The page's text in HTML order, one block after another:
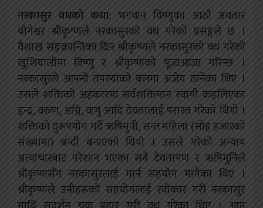
नरकासुर वधको कथा: भगवान विष्णुका आठौं अवतार
योगेश्वर श्रीकृष्णले नरकासुरको वध गरेको प्रसङ्गले छ ।
वैशाख सङ्क्रान्तिका दिन श्रीकृष्णले नरकासुरको वध गरेको
खुशियालीमा विष्णु र श्रीकृष्णको पूजाआजा गरिन्छ ।
नरकासुरले आफ्नो तपस्याको बलमा अजेय ठानेका थिए ।
उसले शक्तिको अहंकारमा सर्वशक्तिमान स्वामी कहलिएका
इन्द्र, वरुण, अग्नि, वायु आदि देवतालाई परास्त गरेको थियो ।
शक्तिको दुरूपयोग गर्दै ऋषिमुनी, सन्त महिला (सोह्र हजारको
संख्यामा) बन्दी बनाएको थियो । उसले गरेको अन्याय
अत्याचारबाट परेशान भएका सबै देवतागण र ऋषिमुनिले
श्रीकृष्णसँग नरकासुरलाई मार्न सहयोग मागेका थिए ।
श्रीकृष्णले उनीहरूको सहयोगलाई स्वीकार गरी नरकासुर